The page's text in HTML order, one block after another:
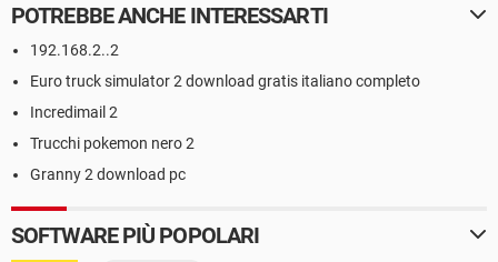
POTREBBE ANCHE INTERESSARTI
192.168.2..2
Euro truck simulator 2 download gratis italiano completo
Incredimail 2
Trucchi pokemon nero 2
Granny 2 download pc
SOFTWARE PIÙ POPOLARI